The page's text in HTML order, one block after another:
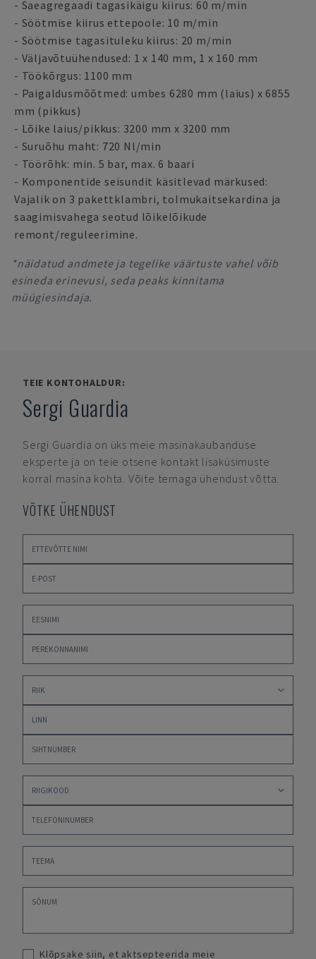
- Saeagregaadi tagasikäigu kiirus: 60 m/min
- Söötmise kiirus ettepoole: 10 m/min
- Söötmise tagasituleku kiirus: 20 m/min
- Väljavõtuühendused: 1 x 140 mm, 1 x 160 mm
- Töökõrgus: 1100 mm
- Paigaldusmõõtmed: umbes 6280 mm (laius) x 6855
mm (pikkus)
- Lõike laius/pikkus: 3200 mm x 3200 mm
- Suruõhu maht: 720 Nl/min
- Töörõhk: min. 5 bar, max. 6 baari
- Komponentide seisundit käsitlevad märkused:
Vajalik on 3 pakettklambri, tolmukaitsekardina ja
saagimisvahega seotud lõikelõikude
remont/reguleerimine.
*näidatud andmete ja tegelike väärtuste vahel võib
esineda erinevusi, seda peaks kinnitama
müügiesindaja.
TEIE KONTOHALDUR:
Sergi Guardia
Sergi Guardia on üks meie masinakaubanduse
eksperte ja on teie otsene kontakt lisaküsimuste
korral masina kohta. Võite temaga ühendust võtta.
VÕTKE ÜHENDUST
Klõpsake siin, et aktsepteerida meie